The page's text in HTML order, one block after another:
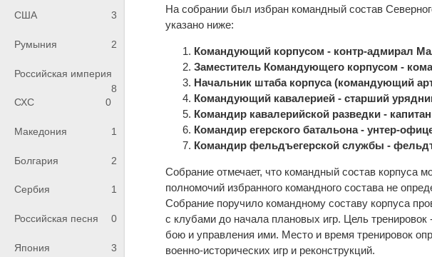
США 3
Румыния 2
Российская империя
8
СХС
0
Македония 1
Болгария 2
Сербия 1
Российская песня 0
Япония 3
На собрании был избран командный состав
указано ниже:
Командующий корпусом - контр-адмирал
Заместитель Командующего корпусом -
Начальник штаба корпуса (командующий
Командующий кавалерией - старший
Командир кавалерийской разведки -
Командир егерского батальона - унтер-
Командир фельдъегерской службы -
Собрание отмечает, что командный состав корпуса
полномочий избранного командного состава не
Собрание поручило командному составу корпуса
с клубами до начала плановых игр. Цель
бою и управления ими. Место и время тренировок
военно-исторических игр и реконструкций.